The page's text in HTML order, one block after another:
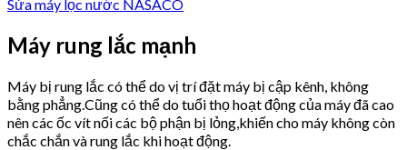
Sửa máy lọc nước NASACO
Máy rung lắc mạnh
Máy bị rung lắc có thể do vị trí đặt máy bị cập kênh, không
bằng phẳng.Cũng có thể do tuổi thọ hoạt động của máy đã cao
nên các ốc vít nối các bộ phận bị lỏng,khiến cho máy không còn
chắc chắn và rung lắc khi hoạt động.